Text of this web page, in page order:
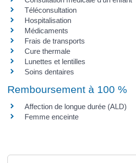
Téléconsultation
Hospitalisation
Médicaments
Frais de transports
Cure thermale
Lunettes et lentilles
Soins dentaires
Remboursement à 100 %
Affection de longue durée (ALD)
Femme enceinte